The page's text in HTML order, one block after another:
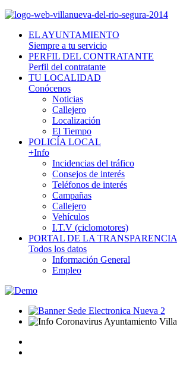
EL AYUNTAMIENTO
Siempre a tu servicio
PERFIL DEL CONTRATANTE
Perfil del contratante
TU LOCALIDAD
Conócenos
Noticias
Callejero
Localización
El Tiempo
POLICÍA LOCAL
+Info
Incidencias del tráfico
Consejos de interés
Teléfonos de interés
Campañas
Callejero
Vehículos
I.T.V (ciclomotores)
PORTAL DE LA TRANSPARENCIA
Todos los datos
Información General
Empleo